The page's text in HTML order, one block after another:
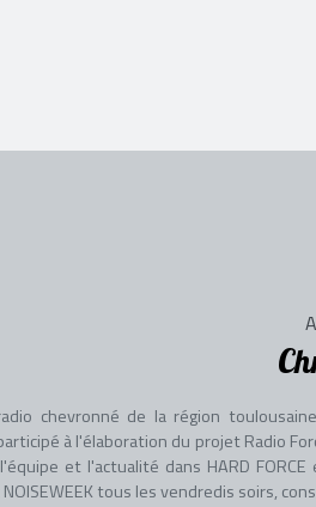
chevronné de la région
à l'élaboration du projet Radio
et l'actualité dans HARD
tous les vendredis soirs,